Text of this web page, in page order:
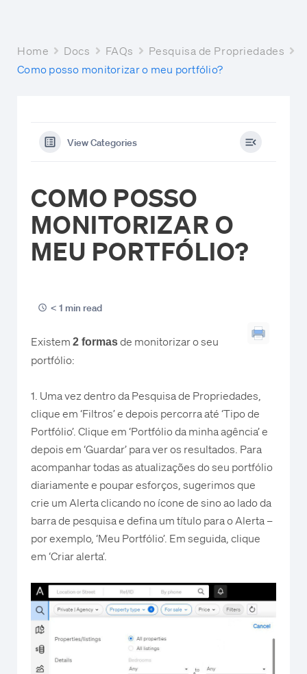
Home Docs FAQs
Pesquisa de Propriedades
Como posso monitorizar o meu portfólio?
View Categories
COMO POSSO
MONITORIZAR O
MEU PORTFÓLIO?
< 1 min read
Existem 2 formasde monitorizar o seu
portfólio:
1. Uma vez dentro da Pesquisa de Propriedades,
clique em ‘Filtros’ e depois percorra até ‘Tipo de
Portfólio’. Clique em ‘Portfólio da minha agência’ e
depois em ‘Guardar’ para ver os resultados. Para
acompanhar todas as atualizações do seu portfólio
diariamente e poupar esforços, sugerimos que
crie um Alerta clicando no ícone de sino ao lado da
barra de pesquisa e defina um título para o Alerta –
por exemplo, ‘Meu Portfólio’. Em seguida, clique
em ‘Criar alerta’.